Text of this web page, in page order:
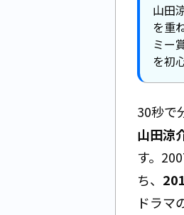
山田
を重
ミー
を初
30秒で
山田涼
す。
ち、
ドラマ